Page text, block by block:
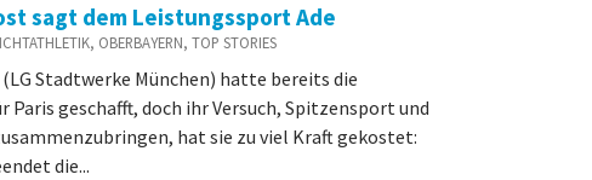
sagt dem Leistungssport Ade
OBERBAYERN, TOP STORIES
Stadtwerke München) hatte bereits die
Paris geschafft, doch ihr Versuch, Spitzensport und
hat sie zu viel Kraft gekostet:
die...